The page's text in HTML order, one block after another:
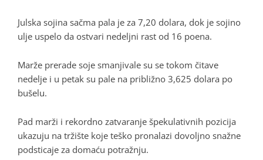
Julska sojina sačma pala je za 7,20 dolara, dok je sojino
ulje uspelo da ostvari nedeljni rast od 16 poena.
Marže prerade soje smanjivale su se tokom čitave
nedelje i u petak su pale na približno 3,625 dolara po
bušelu.
Pad marži i rekordno zatvaranje špekulativnih pozicija
ukazuju na tržište koje teško pronalazi dovoljno snažne
podsticaje za domaću potražnju.